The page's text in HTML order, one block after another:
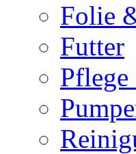
Folie
Futter